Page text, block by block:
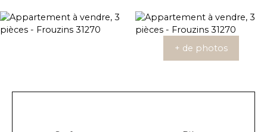
+ de photos